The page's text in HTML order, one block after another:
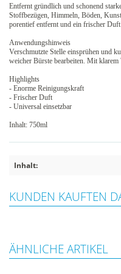
Entfernt gründlich und schonend
Stoffbezügen, Himmeln, Böden,
porentief entfernt und ein frischer
Anwendungshinweis
Verschmutzte Stelle einsprühen und
weicher Bürste bearbeiten. Mit klarem
Highlights
- Enorme Reinigungskraft
- Frischer Duft
- Universal einsetzbar
Inhalt: 750ml
Inhalt:
KUNDEN KAUFTEN
ÄHNLICHE ARTIKEL